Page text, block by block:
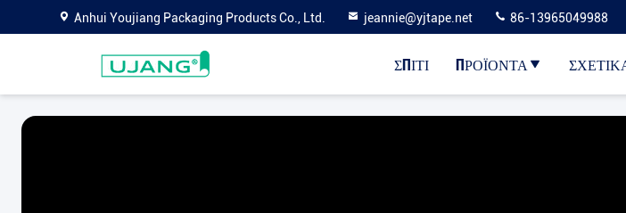
Anhui Youjiang Packaging Products Co., Ltd. jeannie@yjtape.net 86-13965049988
ΣΠΊΤΙ ΠΡΟΪΌΝΤΑ